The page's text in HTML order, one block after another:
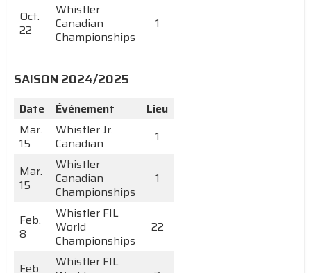
Oct.
22
Whistler
Canadian
Championships
1
SAISON 2024/2025
Date Événement
Lieu
Mar.
15
Whistler Jr.
Canadian
1
Mar.
15
Whistler
Canadian
Championships
1
Feb.
8
Whistler FIL
World
Championships
22
Feb.
Whistler FIL